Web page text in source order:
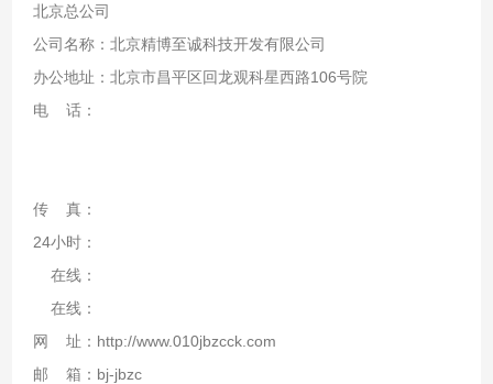
北京总公司
公司名称：北京精博至诚科技开发有限公司
办公地址：北京市昌平区回龙观科星西路106号院
电 话：
传 真：
24小时：
在线：
在线：
网 址：http://www.010jbzcck.com
邮 箱：bj-jbzc